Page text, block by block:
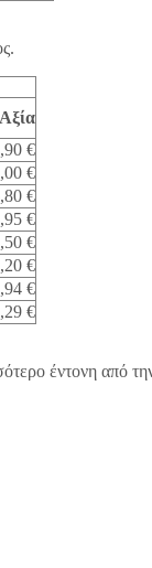
Αξία
€
€
€
€
€
€
€
€
έντονη από